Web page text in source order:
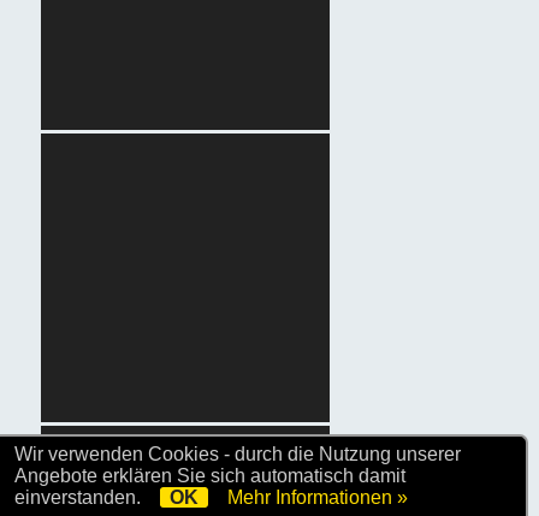
Wir verwenden Cookies - durch die Nutzung unserer
Angebote erklären Sie sich automatisch damit
einverstanden.
OK Mehr Informationen »